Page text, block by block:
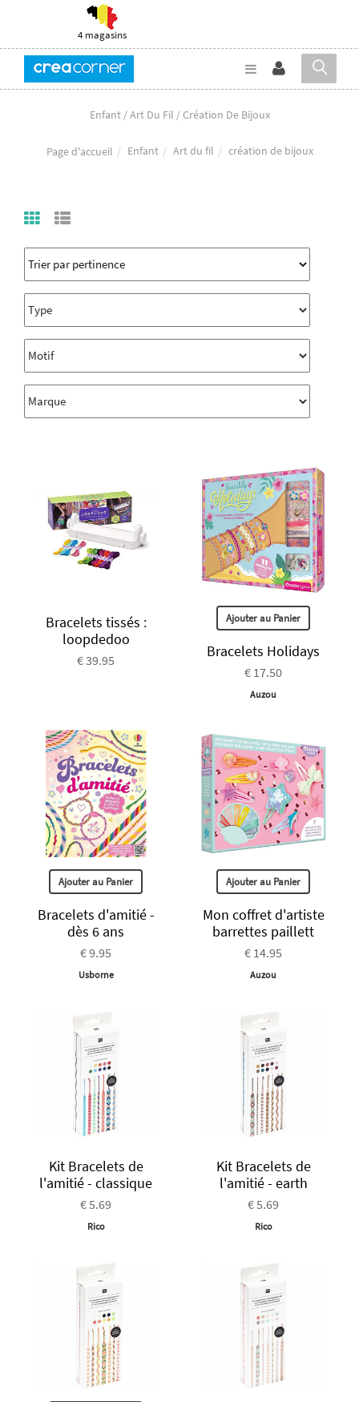
4 magasins
Enfant / Art Du Fil / Création De Bijoux
Page d'accueil Enfant Art du fil création de bijoux
Bracelets tissés :
loopdedoo
€ 39.95
Ajouter au Panier
Bracelets Holidays
€ 17.50
Auzou
Ajouter au Panier
Bracelets d'amitié -
dès 6 ans
€ 9.95
Usborne
Ajouter au Panier
Mon coffret d'artiste
barrettes paillett
€ 14.95
Auzou
Kit Bracelets de
l'amitié - classique
€ 5.69
Rico
Kit Bracelets de
l'amitié - earth
€ 5.69
Rico